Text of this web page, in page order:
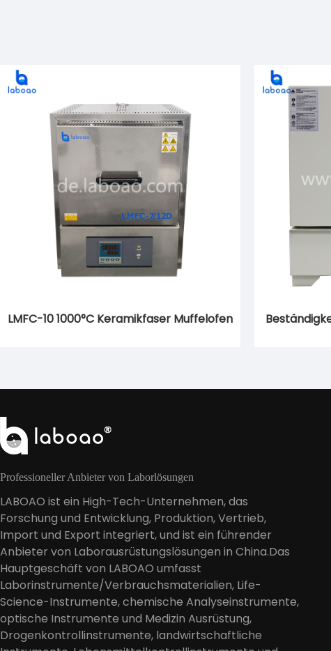
LMFC-10 1000°C Keramikfaser Muffelofen
Professioneller Anbieter von Laborlösungen
LABOAO ist ein High-Tech-Unternehmen, das
Forschung und Entwicklung, Produktion, Vertrieb,
Import und Export integriert, und ist ein führender
Anbieter von Laborausrüstungslösungen in China.Das
Hauptgeschäft von LABOAO umfasst
Laborinstrumente/Verbrauchsmaterialien, Life-
Science-Instrumente, chemische Analyseinstrumente,
optische Instrumente und Medizin Ausrüstung,
Drogenkontrollinstrumente, landwirtschaftliche